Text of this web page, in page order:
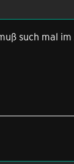
such mal